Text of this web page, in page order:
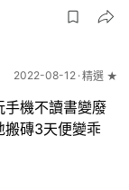
2022-08-12 精選 ★
手機不讀書變廢
磚3天便變乖